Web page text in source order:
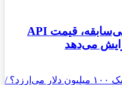
دیپ‌سیک به‌دلیل تقاضای بی‌سابقه، قیمت API
می‌دهد